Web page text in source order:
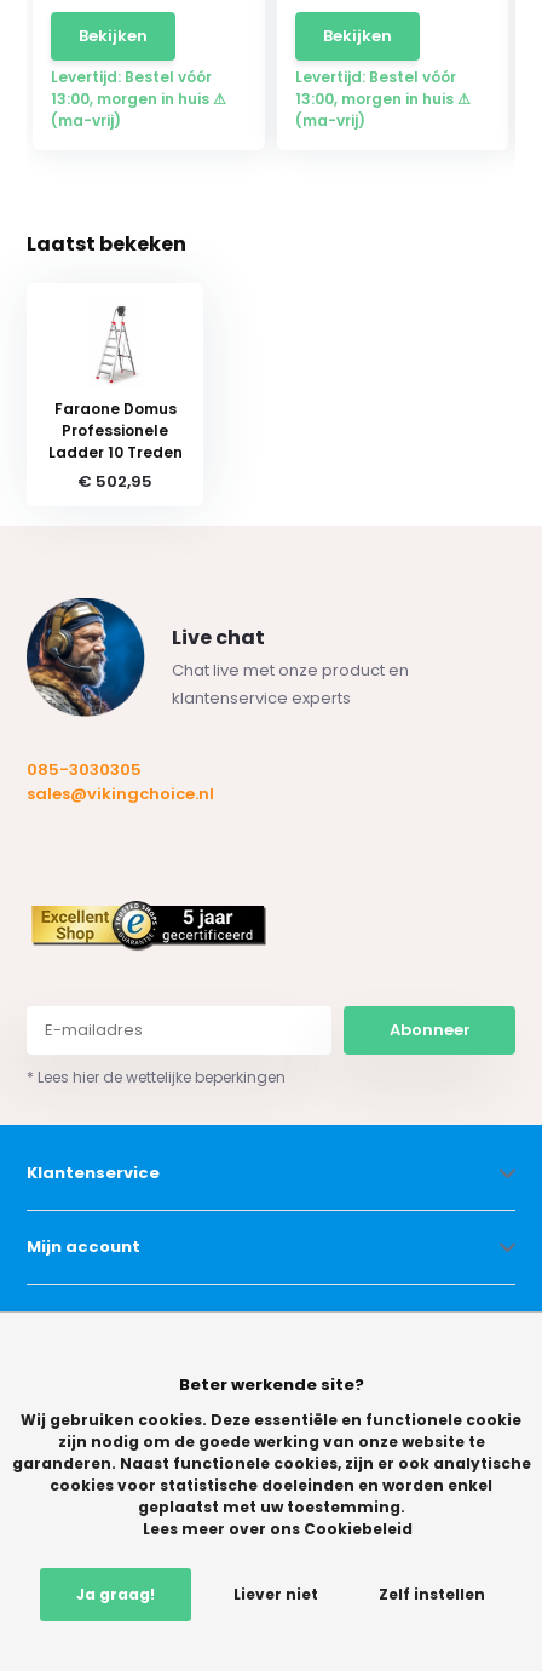
Bekijken
Levertijd: Bestel vóór
13:00, morgen in huis ⚠
(ma-vrij)
Bekijken
Levertijd: Bestel vóór
13:00, morgen in huis ⚠
(ma-vrij)
Laatst bekeken
Faraone Domus
Professionele
Ladder 10 Treden
€ 502,95
Live chat
Chat live met onze product en
klantenservice experts
085-3030305
sales@vikingchoice.nl
Abonneer
* Lees hier de wettelijke beperkingen
Klantenservice
Mijn account
Categorieën
Vikingchoice.nl - Scherpe prijzen! Ruime keuze9.2- Trusted
Beter werkende site?
Wij gebruiken cookies. Deze essentiële en functionele cookie
zijn nodig om de goede werking van onze website te
garanderen. Naast functionele cookies, zijn er ook analytische
cookies voor statistische doeleinden en worden enkel
geplaatst met uw toestemming.
Lees meer over ons Cookiebeleid
Ja graag! Liever niet Zelf instellen